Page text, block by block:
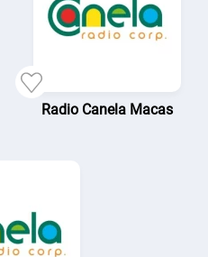
Radio Canela Macas